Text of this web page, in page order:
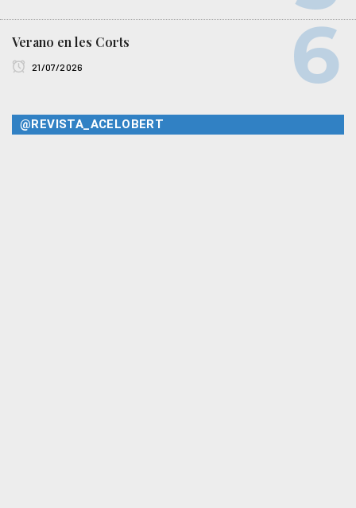
Verano en les Corts
21/07/2026
@REVISTA_ACELOBERT